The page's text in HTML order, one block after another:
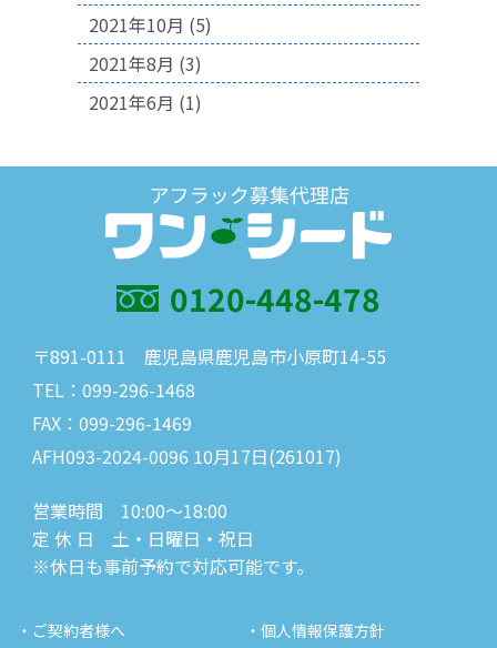
2021年10月 (5)
2021年8月 (3)
2021年6月 (1)
0120-448-478
〒891-0111 鹿児島県鹿児島市小原町14-55
TEL：099-296-1468
FAX：099-296-1469
AFH093-2024-0096 10月17日(261017)
営業時間 10:00～18:00
定 休 日 土・日曜日・祝日
※休日も事前予約で対応可能です。
・ご契約者様へ
・個人情報保護方針